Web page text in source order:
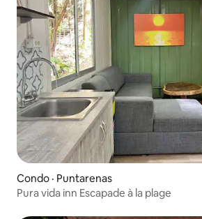
Condo · Puntarenas
Pura vida inn Escapade à la plage